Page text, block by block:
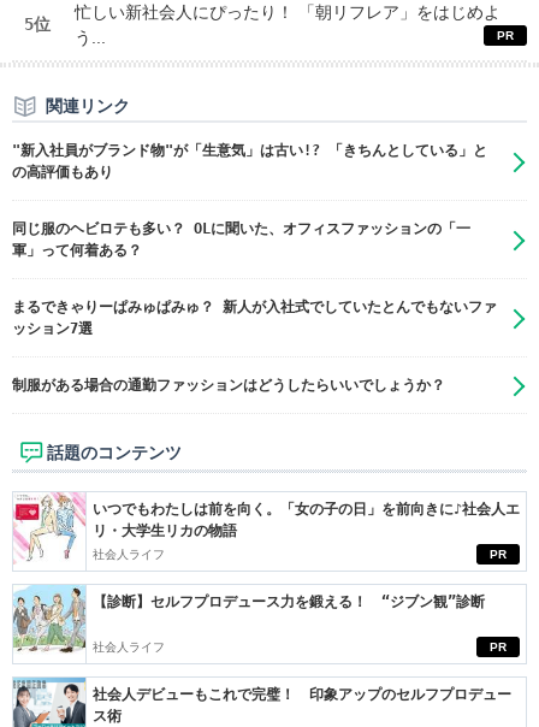
5位
忙しい新社会人にぴったり！ 「朝リフレア」をはじめよ
う...
関連リンク
"新入社員がブランド物"が「生意気」は古い!? 「きちんとしている」と
の高評価もあり
同じ服のヘビロテも多い？ OLに聞いた、オフィスファッションの「一
軍」って何着ある？
まるできゃりーぱみゅぱみゅ？ 新人が入社式でしていたとんでもないファ
ッション7選
制服がある場合の通勤ファッションはどうしたらいいでしょうか？
話題のコンテンツ
PR
いつでもわたしは前を向く。「女の子の日」を前向きに♪社会人エ
リ・大学生リカの物語
社会人ライフ
PR
【診断】セルフプロデュース力を鍛える！ “ジブン観”診断
社会人ライフ
社会人デビューもこれで完璧！ 印象アップのセルフプロデュー
ス術